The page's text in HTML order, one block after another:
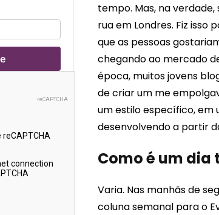
tempo. Mas, na
rua em Londres. Fiz
que as pessoas
chegando ao mercado
época, muitos jovens
de criar um me
um estilo específico, em
desenvolvendo a partir
Como é um
Varia. Nas manhãs de
coluna semanal para o